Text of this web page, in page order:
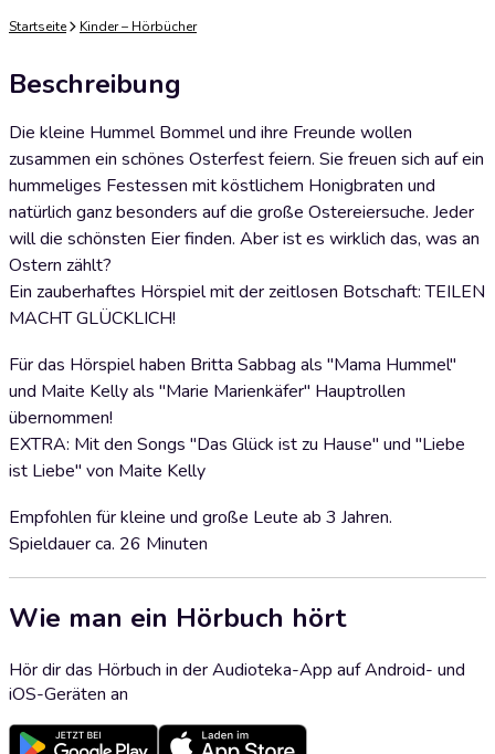
Startseite Kinder – Hörbücher
Beschreibung
Die kleine Hummel Bommel und ihre Freunde wollen
zusammen ein schönes Osterfest feiern. Sie freuen sich auf ein
hummeliges Festessen mit köstlichem Honigbraten und
natürlich ganz besonders auf die große Ostereiersuche. Jeder
will die schönsten Eier finden. Aber ist es wirklich das, was an
Ostern zählt?
Ein zauberhaftes Hörspiel mit der zeitlosen Botschaft: TEILEN
MACHT GLÜCKLICH!
Für das Hörspiel haben Britta Sabbag als "Mama Hummel"
und Maite Kelly als "Marie Marienkäfer" Hauptrollen
übernommen!
EXTRA: Mit den Songs "Das Glück ist zu Hause" und "Liebe
ist Liebe" von Maite Kelly
Empfohlen für kleine und große Leute ab 3 Jahren.
Spieldauer ca. 26 Minuten
Wie man ein Hörbuch hört
Hör dir das Hörbuch in der Audioteka-App auf Android- und
iOS-Geräten an